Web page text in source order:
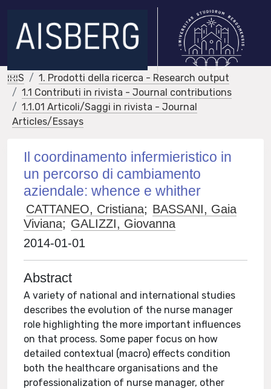
IRIS
1. Prodotti della ricerca - Research output
1.1 Contributi in rivista - Journal contributions
1.1.01 Articoli/Saggi in rivista - Journal
Articles/Essays
Il coordinamento infermieristico in
un percorso di cambiamento
aziendale: whence e whither
CATTANEO, Cristiana; BASSANI, Gaia
Viviana; GALIZZI, Giovanna
2014-01-01
Abstract
A variety of national and international studies
describes the evolution of the nurse manager
role highlighting the more important influences
on that process. Some paper focus on how
detailed contextual (macro) effects condition
both the healthcare organisations and the
professionalization of nurse manager, other